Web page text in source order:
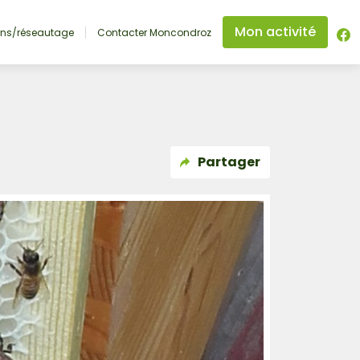
réseautage Contacter Moncondroz Mon activité
Partager